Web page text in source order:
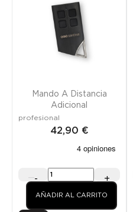
Mando A Distancia
Adicional
profesional
42,90 €
- +
AÑADIR AL CARRITO